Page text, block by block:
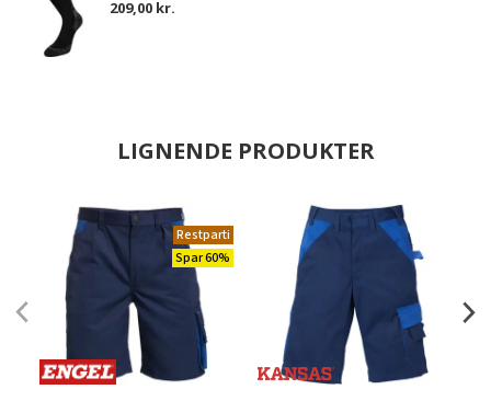
209,00 kr.
LIGNENDE PRODUKTER
Restparti
Spar 60%